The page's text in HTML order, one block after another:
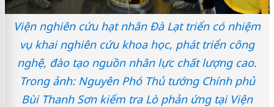
Viện nghiên cứu hạt nhân Đà Lạt triển có nhiệm
vụ khai nghiên cứu khoa học, phát triển công
nghệ, đào tạo nguồn nhân lực chất lượng cao.
Trong ảnh: Nguyên Phó Thủ tướng Chính phủ
Bùi Thanh Sơn kiểm tra Lò phản ứng tại Viện